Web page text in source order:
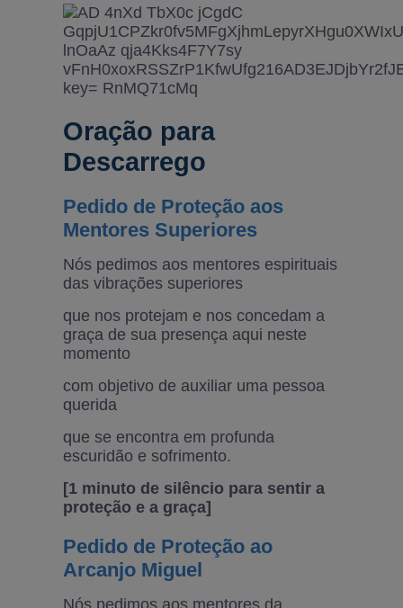
Oração para
Descarrego
Pedido de Proteção aos
Mentores Superiores
Nós pedimos aos mentores espirituais
das vibrações superiores
que nos protejam e nos concedam a
graça de sua presença aqui neste
momento
com objetivo de auxiliar uma pessoa
querida
que se encontra em profunda
escuridão e sofrimento.
[1 minuto de silêncio para sentir a
proteção e a graça]
Pedido de Proteção ao
Arcanjo Miguel
Nós pedimos aos mentores da